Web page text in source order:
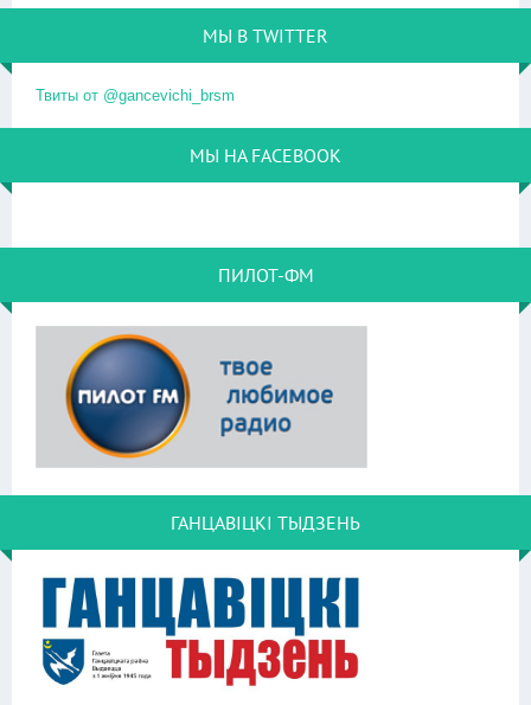
МЫ В TWITTER
Твиты от @gancevichi_brsm
МЫ НА FACEBOOK
ПИЛОТ-ФМ
ГАНЦАВІЦКІ ТЫДЗЕНЬ